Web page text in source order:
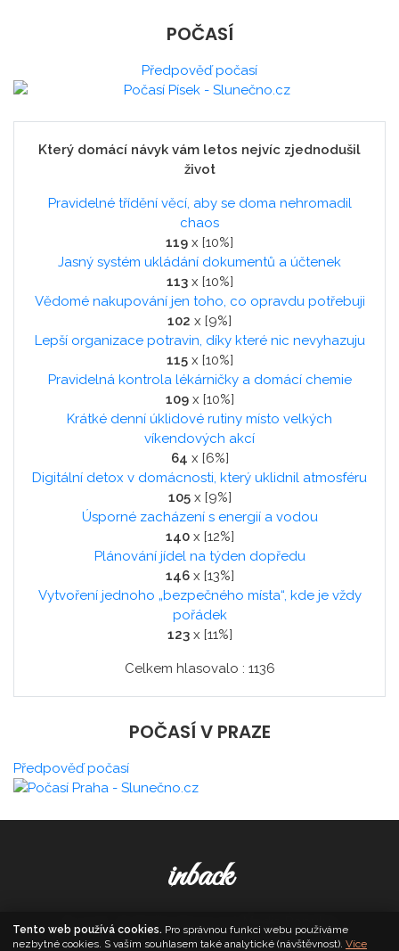
POČASÍ
Předpověď počasí
Který domácí návyk vám letos nejvíc zjednodušil
život
Pravidelné třídění věcí, aby se doma nehromadil
chaos
119 x [10%]
Jasný systém ukládání dokumentů a účtenek
113x [10%]
Vědomé nakupování jen toho, co opravdu potřebuji
102 x [9%]
Lepší organizace potravin, díky které nic nevyhazuju
115x [10%]
Pravidelná kontrola lékárničky a domácí chemie
109x [10%]
Krátké denní úklidové rutiny místo velkých
víkendových akcí
64 x [6%]
Digitální detox v domácnosti, který uklidnil atmosféru
105x [9%]
Úsporné zacházení s energií a vodou
140x [12%]
Plánování jídel na týden dopředu
146x [13%]
Vytvoření jednoho „bezpečného místa“, kde je vždy
pořádek
123x [11%]
Celkem hlasovalo : 1136
POČASÍ V PRAZE
Předpověď počasí
inback
© 2026. All Rights Reserved, Media Populus
Tento web používá cookies. Pro správnou funkci webu používáme
nezbytné cookies. S vaším souhlasem také analytické (návštěvnost). Více